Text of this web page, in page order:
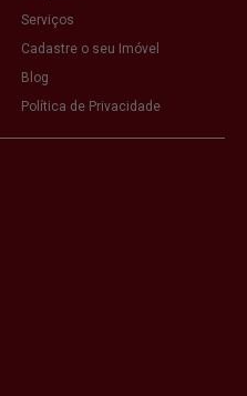
Serviços
Cadastre o seu Imóvel
Blog
Política de Privacidade